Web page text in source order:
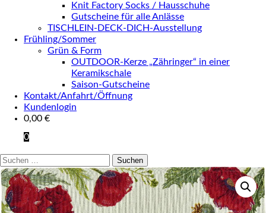
Knit Factory Socks / Hausschuhe
Gutscheine für alle Anlässe
TISCHLEIN-DECK-DICH-Ausstellung
Frühling/Sommer
Grün & Form
OUTDOOR-Kerze „Zähringer“ in einer
Keramikschale
Saison-Gutscheine
Kontakt/Anfahrt/Öffnung
Kundenlogin
0,00 €
0
Suchen
nach: